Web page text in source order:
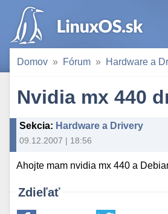
Domov Fórum Hardware a
Nvidia mx 440
Sekcia: Hardware a Drivery
09.12.2007 | 18:56
Ahojte mam nvidia mx 440 a
Zdieľať